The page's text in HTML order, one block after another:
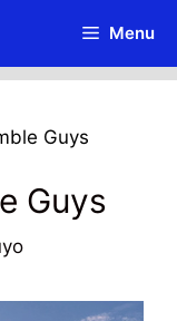
Menu
Guys
Guys